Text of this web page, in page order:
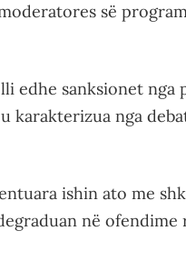
së
edhe sanksionet
karakterizua nga
ishin ato me
në